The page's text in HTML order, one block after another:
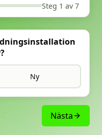
Steg 1 av 7
Ny
Nästa